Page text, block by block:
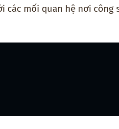
các mối quan hệ nơi